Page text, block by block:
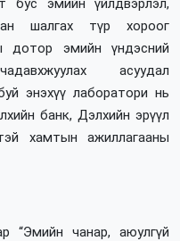
бус эмийн үйлдвэрлэл,
шалгах түр хороог
дотор эмийн үндэсний
асуудал
энэхүү лаборатори нь
банк, Дэлхийн эрүүл
хамтын ажиллагааны
“Эмийн чанар, аюулгүй